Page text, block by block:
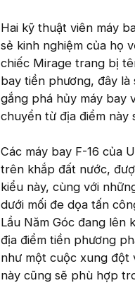
Hai kỹ thuật viên máy
sẻ kinh nghiệm của họ
chiếc Mirage trang bị
bay tiền phương, đây
gắng phá hủy máy bay
chuyển từ địa điểm này
Các máy bay F-16 của
trên khắp đất nước,
kiểu này, cùng với
dưới mối đe dọa tấn
Lầu Năm Góc đang lên
địa điểm tiền phương
như một cuộc xung đột
này cũng sẽ phù hợp